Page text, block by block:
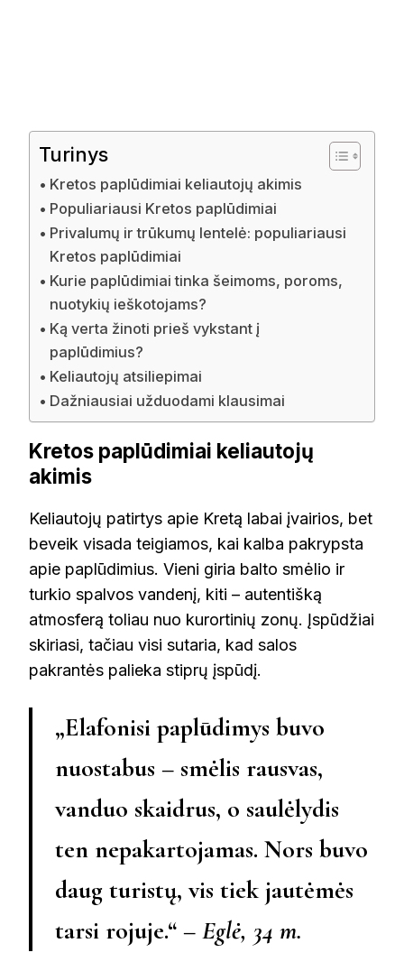
Turinys
Kretos paplūdimiai keliautojų akimis
Populiariausi Kretos paplūdimiai
Privalumų ir trūkumų lentelė: populiariausi
Kretos paplūdimiai
Kurie paplūdimiai tinka šeimoms, poroms,
nuotykių ieškotojams?
Ką verta žinoti prieš vykstant į
paplūdimius?
Keliautojų atsiliepimai
Dažniausiai užduodami klausimai
Kretos paplūdimiai keliautojų
akimis
Keliautojų patirtys apie Kretą labai įvairios, bet
beveik visada teigiamos, kai kalba pakrypsta
apie paplūdimius. Vieni giria balto smėlio ir
turkio spalvos vandenį, kiti – autentišką
atmosferą toliau nuo kurortinių zonų. Įspūdžiai
skiriasi, tačiau visi sutaria, kad salos
pakrantės palieka stiprų įspūdį.
„Elafonisi paplūdimys buvo
nuostabus – smėlis rausvas,
vanduo skaidrus, o saulėlydis
ten nepakartojamas. Nors buvo
daug turistų, vis tiek jautėmės
tarsi rojuje.“ – Eglė, 34 m.